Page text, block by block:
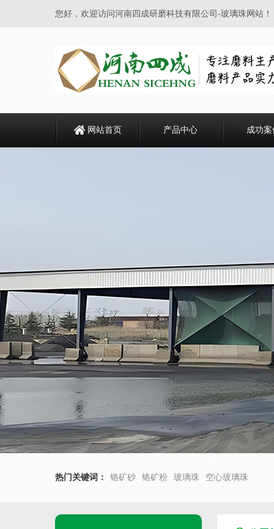
您好，欢迎访问河南四成研磨科技有限公司-玻璃珠网站！
网站首页 产品中心 成功案
热门关键词： 铬矿砂 铬矿粉 玻璃珠 空心玻璃珠